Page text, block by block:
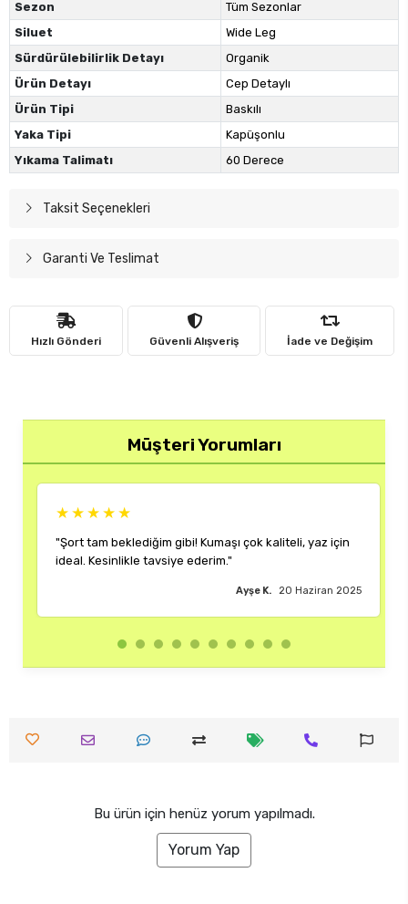
Sezon
Tüm Sezonlar
Siluet
Wide Leg
Sürdürülebilirlik Detayı
Organik
Ürün Detayı
Cep Detaylı
Ürün Tipi
Baskılı
Yaka Tipi
Kapüşonlu
Yıkama Talimatı
60 Derece
Taksit Seçenekleri
Garanti Ve Teslimat
Hızlı Gönderi Güvenli Alışveriş İade ve Değişim
Müşteri Yorumları
çok kaliteli, yaz için
"Rengi ve kalıbı harika. Her
çok memnun kaldım."
Bu ürün için henüz yorum yapılmadı.
Yorum Yap